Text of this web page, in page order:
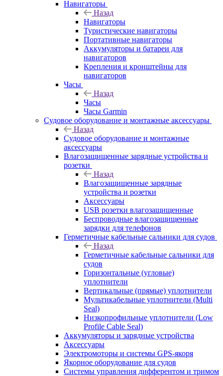
Навигаторы
Назад
Навигаторы
Туристические навигаторы
Портативные навигаторы
Аккумуляторы и батареи для
навигаторов
Крепления и кронштейны для
навигаторов
Часы
Назад
Часы
Часы Garmin
Судовое оборудование и монтажные аксессуары
Назад
Судовое оборудование и монтажные
аксессуары
Влагозащищенные зарядные устройства и
розетки
Назад
Влагозащищенные зарядные
устройства и розетки
Аксессуары
USB розетки влагозащищенные
Беспроводные влагозащищенные
зарядки для телефонов
Герметичные кабельные сальники для судов
Назад
Герметичные кабельные сальники для
судов
Горизонтальные (угловые)
уплотнители
Вертикальные (прямые) уплотнители
Мультикабельные уплотнители (Multi
Seal)
Низкопрофильные уплотнители (Low
Profile Cable Seal)
Аккумуляторы и зарядные устройства
Аксессуары
Электромоторы и системы GPS-якоря
Якорное оборудование для судов
Системы управления дифферентом и тримом